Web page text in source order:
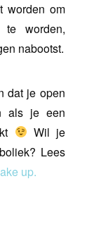
worden om
te worden,
nabootst.
dat je open
als je een
Wil je
Lees
up.